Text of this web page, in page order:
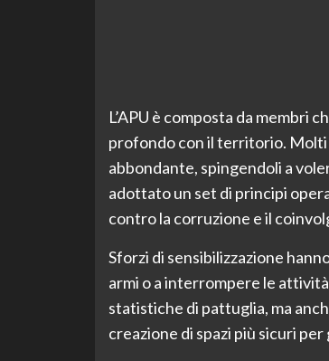
L’APU è composta da membri
profondo con il territorio. Molti
abbondante, spingendoli a
adottato un set di principi
contro la corruzione e il
Sforzi di sensibilizzazione
armi o a interrompere le
statistiche di pattuglia, ma
creazione di spazi più sicuri per